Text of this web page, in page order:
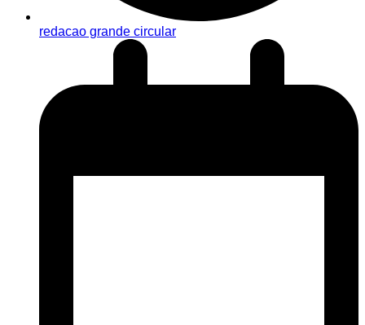
redacao grande circular